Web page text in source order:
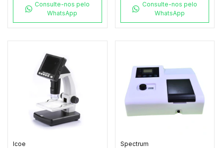
Consulte-nos pelo
WhatsApp
Consulte-nos pelo
WhatsApp
Icoe Spectrum